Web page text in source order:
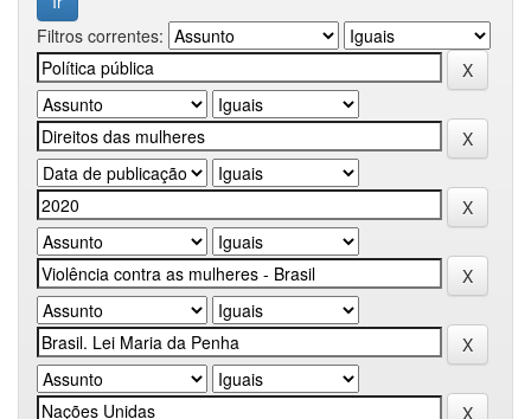
Filtros correntes: